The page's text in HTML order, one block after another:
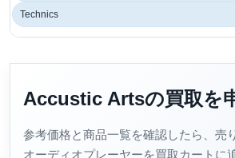
Technics
Accustic Artsの買取を
参考価格と商品一覧を確認したら、売
オーディオプレーヤーを買取カートに